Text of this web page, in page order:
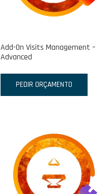
Add-On Visits Management –
Advanced
PEDIR ORÇAMENTO